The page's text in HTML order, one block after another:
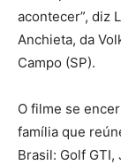
acontecer”, diz
Anchieta, da
Campo (SP).
O filme se
família que
Brasil: Golf GTI,